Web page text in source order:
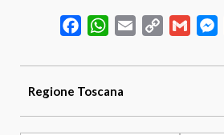
FacebookWhatsApp
Email
Copy
Gmail
Regione Toscana